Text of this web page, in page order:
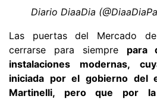
 Diario DiaaDia
Las puertas del Mercado
cerrarse para siempre para
instalaciones modernas,
iniciada por el gobierno del
Martinelli, pero que por la